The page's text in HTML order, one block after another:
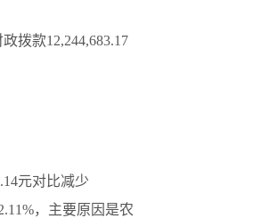
拨款12,244,683.17
元对比减少
，主要原因是农